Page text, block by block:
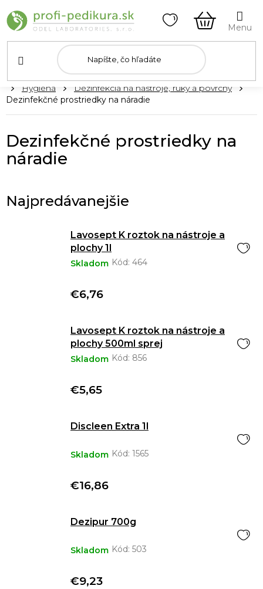
na
obsah
KOŠÍK
DomovHygiena
Dezinfekcia na nástroje, ruky a povrchy
Dezinfekčné prostriedky na náradie
Dezinfekčné prostriedky na
náradie
Najpredávanejšie
Lavosept K roztok na nástroje a
plochy 1l
Skladom Kód: 464
€6,76
Lavosept K roztok na nástroje a
plochy 500ml sprej
Skladom Kód: 856
€5,65
Discleen Extra 1l
Skladom Kód: 1565
€16,86
Dezipur 700g
Skladom Kód: 503
€9,23